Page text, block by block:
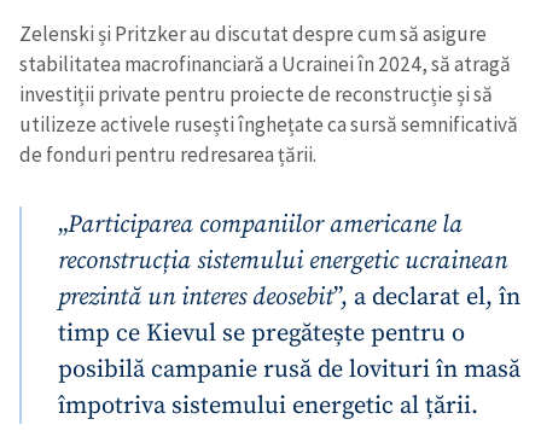
Zelenski și Pritzker au discutat despre cum să asigure
stabilitatea macrofinanciară a Ucrainei în 2024, să atragă
investiții private pentru proiecte de reconstrucție și să
utilizeze activele rusești înghețate ca sursă semnificativă
de fonduri pentru redresarea țării.
„Participarea companiilor americane la
reconstrucția sistemului energetic ucrainean
prezintă un interes deosebit”, a declarat el, în
timp ce Kievul se pregătește pentru o
posibilă campanie rusă de lovituri în masă
împotriva sistemului energetic al țării.